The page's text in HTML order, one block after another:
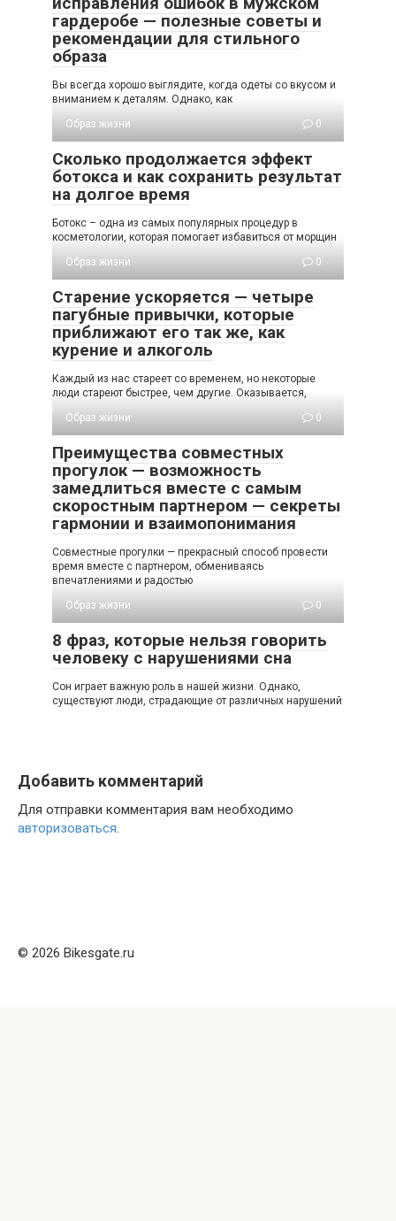
гардеробе — полезные советы и
рекомендации для стильного
образа
Вы всегда хорошо выглядите, когда одеты со вкусом и
вниманием к деталям. Однако, как
Образ жизни
0
Сколько продолжается эффект
ботокса и как сохранить результат
на долгое время
Ботокс – одна из самых популярных процедур в
косметологии, которая помогает избавиться от морщин
Образ жизни
0
Старение ускоряется — четыре
пагубные привычки, которые
приближают его так же, как
курение и алкоголь
Каждый из нас стареет со временем, но некоторые
люди стареют быстрее, чем другие. Оказывается,
Образ жизни
0
Преимущества совместных
прогулок — возможность
замедлиться вместе с самым
скоростным партнером — секреты
гармонии и взаимопонимания
Совместные прогулки — прекрасный способ провести
время вместе с партнером, обмениваясь
впечатлениями и радостью
Образ жизни
0
8 фраз, которые нельзя говорить
человеку с нарушениями сна
Сон играет важную роль в нашей жизни. Однако,
существуют люди, страдающие от различных нарушений
Добавить комментарий
Для отправки комментария вам необходимо
авторизоваться.
© 2026 Bikesgate.ru